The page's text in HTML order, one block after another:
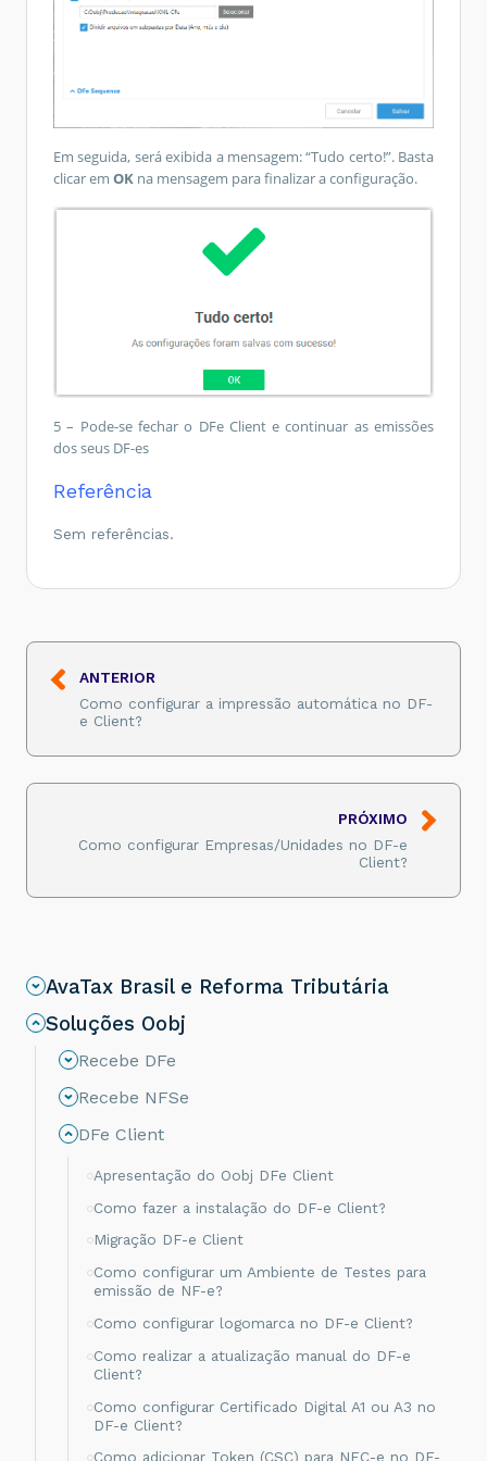
Em seguida, será exibida a mensagem: “Tudo certo!”. Basta
clicar em OK na mensagem para finalizar a configuração.
5 – Pode-se fechar o DFe Client e continuar as emissões
dos seus DF-es
Referência
Sem referências.
ANTERIOR
Como configurar a impressão automática no DF-
e Client?
PRÓXIMO
Como configurar Empresas/Unidades no DF-e
Client?
AvaTax Brasil e Reforma Tributária
Soluções Oobj
Recebe DFe
Recebe NFSe
DFe Client
Apresentação do Oobj DFe Client
Como fazer a instalação do DF-e Client?
Migração DF-e Client
Como configurar um Ambiente de Testes para
emissão de NF-e?
Como configurar logomarca no DF-e Client?
Como realizar a atualização manual do DF-e
Client?
Como configurar Certificado Digital A1 ou A3 no
DF-e Client?
Como adicionar Token (CSC) para NFC-e no DF-